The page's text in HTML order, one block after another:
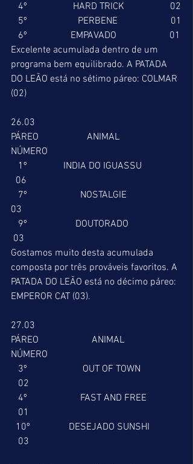
   4º                   HARD TRICK                   02
   5º                     PERBENE                      01
   6º                  EMPAVADO                      01
Excelente acumulada dentro de um
programa bem equilibrado. A PATADA
DO LEÃO está no sétimo páreo: COLMAR
(02)
26.03
PÁREO                    ANIMAL
NÚMERO
  06
03
03
Gostamos muito desta acumulada
composta por três prováveis favoritos. A
PATADA DO LEÃO está no décimo páreo:
EMPEROR CAT (03).
27.03
PÁREO                      ANIMAL
NÚMERO
   02
   01
   03